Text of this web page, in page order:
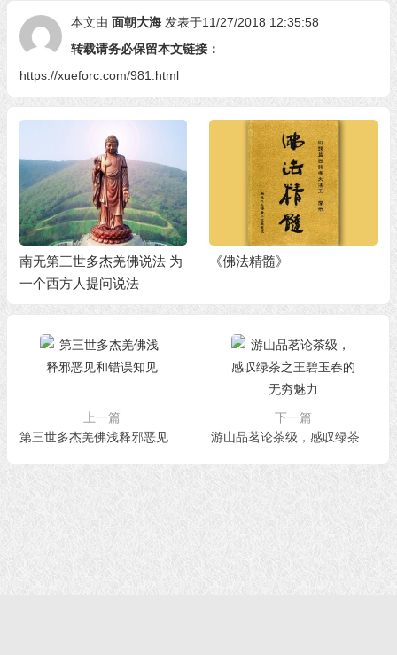
本文由 面朝大海 发表于11/27/2018 12:35:58
转载请务必保留本文链接：
https://xueforc.com/981.html
南无第三世多杰羌佛说法 为
一个西方人提问说法
《佛法精髓》
上一篇
第三世多杰羌佛浅释邪恶见和错误知见
下一篇
游山品茗论茶级，感叹绿茶之王碧玉春的无穷魅力